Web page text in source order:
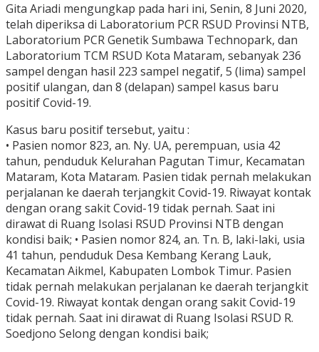
Gita Ariadi mengungkap pada hari ini, Senin, 8 Juni 2020,
telah diperiksa di Laboratorium PCR RSUD Provinsi NTB,
Laboratorium PCR Genetik Sumbawa Technopark, dan
Laboratorium TCM RSUD Kota Mataram, sebanyak 236
sampel dengan hasil 223 sampel negatif, 5 (lima) sampel
positif ulangan, dan 8 (delapan) sampel kasus baru
positif Covid-19.
Kasus baru positif tersebut, yaitu :
• Pasien nomor 823, an. Ny. UA, perempuan, usia 42
tahun, penduduk Kelurahan Pagutan Timur, Kecamatan
Mataram, Kota Mataram. Pasien tidak pernah melakukan
perjalanan ke daerah terjangkit Covid-19. Riwayat kontak
dengan orang sakit Covid-19 tidak pernah. Saat ini
dirawat di Ruang Isolasi RSUD Provinsi NTB dengan
kondisi baik; • Pasien nomor 824, an. Tn. B, laki-laki, usia
41 tahun, penduduk Desa Kembang Kerang Lauk,
Kecamatan Aikmel, Kabupaten Lombok Timur. Pasien
tidak pernah melakukan perjalanan ke daerah terjangkit
Covid-19. Riwayat kontak dengan orang sakit Covid-19
tidak pernah. Saat ini dirawat di Ruang Isolasi RSUD R.
Soedjono Selong dengan kondisi baik;